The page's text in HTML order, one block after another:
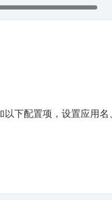
下配置项，设置应用名